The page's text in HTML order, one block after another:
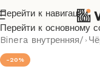
Перейти к навигации
Перейти к основному
Главная/ Розетки и
Binera внутренняя/
-20%